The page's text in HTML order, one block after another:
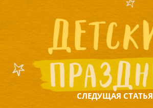
СЛЕДУЩАЯ СТАТЬЯ